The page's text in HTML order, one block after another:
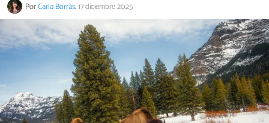
PorCarla Borràs.17 diciembre 2025